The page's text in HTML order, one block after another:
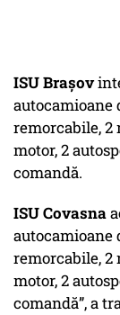
ISU Brașov
autocamioane
remorcabile, 2
motor, 2
comandă.
ISU Covasna
autocamioane
remorcabile, 2
motor, 2
comandă”, a